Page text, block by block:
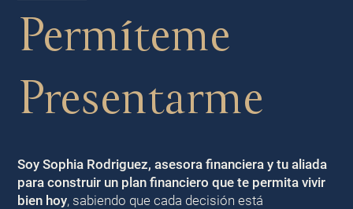
Permíteme
Presentarme
Soy Sophia Rodriguez, asesora financiera y tu aliada
para construir un plan financiero que te permita vivir
bien hoy, sabiendo que cada decisión está